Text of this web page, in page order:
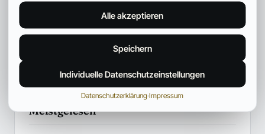
Informationen über Kreatin dar. Erklärt werden: Wirkung,
Einnahme, Muskelaufbau und wissenschaftliche Fakten
03. Aug. 2026 34 Min.
Meistgelesen
Alle akzeptieren
Speichern
Individuelle Datenschutzeinstellungen
Datenschutzerklärung·Impressum